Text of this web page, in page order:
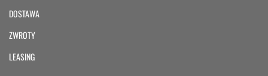
DOSTAWA
ZWROTY
LEASING